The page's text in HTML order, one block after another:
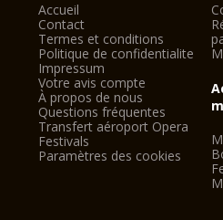
Accueil
Contact
Termes et conditions
Politique de confidentialite
Impressum
Votre avis compte
À propos de nous
Questions fréquentes
Transfert aéroport Opera
Festivals
Paramètres des cookies